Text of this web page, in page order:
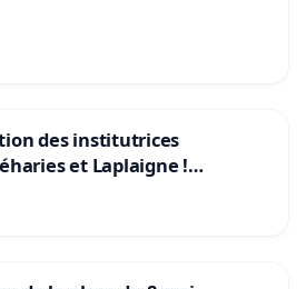
des institutrices
et Laplaigne !
de nos enfants.